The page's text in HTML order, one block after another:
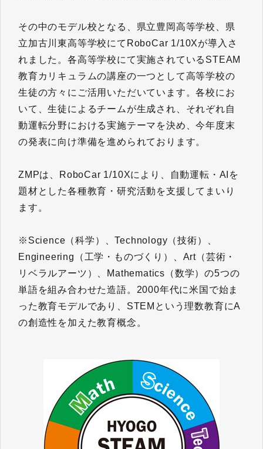
その中のモデル校となる、県立豊岡高等学校、県
立加古川東高等学校にてRoboCar 1/10Xが導入さ
れました。各高等学校にて実施されているSTEAM
教育カリキュラムの講座の一つとして高等学校の
生徒の方々にご活用いただいています。各校にお
いて、生徒によるチームが生成され、それぞれ自
動運転分野における実施テーマを決め、今年度末
の発表に向け準備を進められております。
ZMPは、RoboCar 1/10Xにより、自動運転・AIを
題材とした各種教育・研究活動を支援してまいり
ます。
※Science（科学）、Technology（技術）、
Engineering（工学・ものづくり）、Art（芸術・
リベラルアーツ）、Mathematics（数学）の5つの
単語を組み合わせた造語。2000年代に米国で始ま
った教育モデルであり、STEMという理数教育にA
の創造性を加えた教育概念。